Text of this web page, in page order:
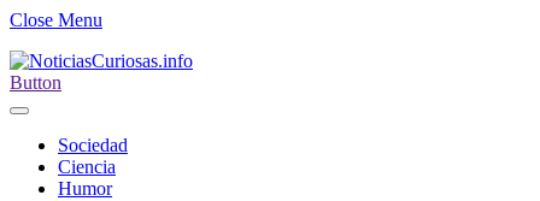
Close Menu
Button
Sociedad
Ciencia
Humor